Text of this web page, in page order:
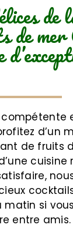
de
d’un
de fruits
matin si
entre amis.